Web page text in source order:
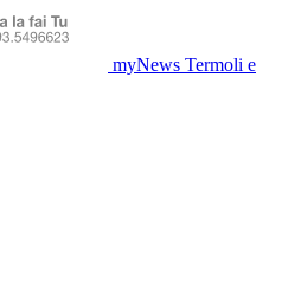
myNews Termoli e